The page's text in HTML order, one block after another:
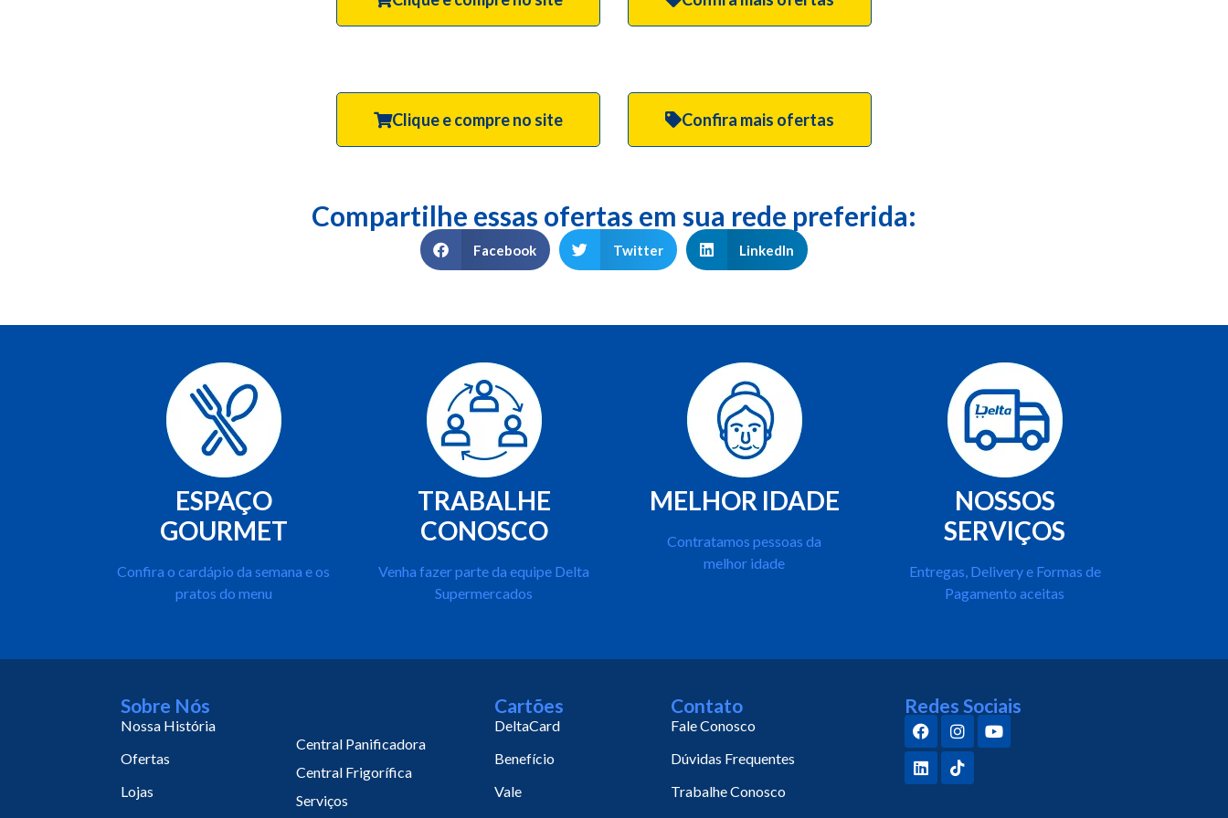
Clique e compre no site Confira mais ofertas
Compartilhe essas ofertas em sua rede preferida:
Facebook Twitter LinkedIn
ESPAÇO
GOURMET
Confira o cardápio da semana e os
pratos do menu
TRABALHE
CONOSCO
Venha fazer parte da equipe Delta
Supermercados
MELHOR IDADE
Contratamos pessoas da
melhor idade
NOSSOS
SERVIÇOS
Entregas, Delivery e Formas de
Pagamento aceitas
Sobre Nós
Nossa História
Ofertas
Lojas
Central Panificadora
Central Frigorífica
Serviços
Cartões
DeltaCard
Benefício
Vale
Contato
Fale Conosco
Dúvidas Frequentes
Trabalhe Conosco
Redes Sociais